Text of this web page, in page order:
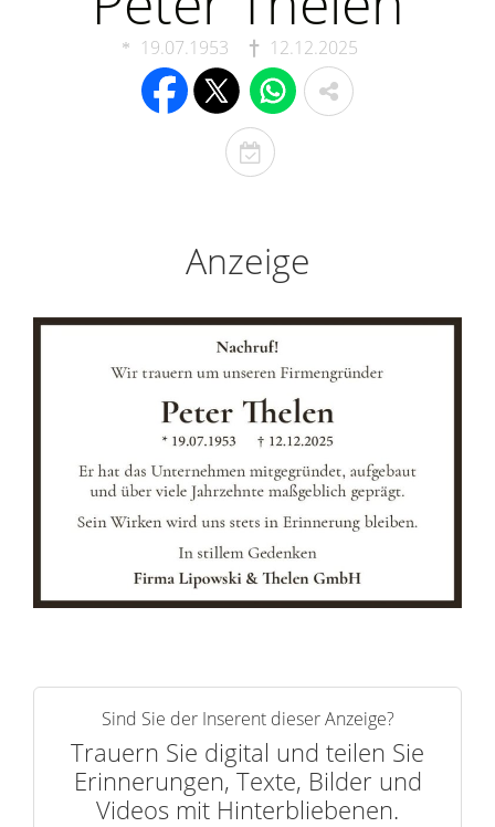
19.07.1953 12.12.2025
T
o
s
t
g
e
r
n
e
r
n
Anzeige
Sind Sie der Inserent dieser Anzeige?
Trauern Sie digital und teilen Sie
Erinnerungen, Texte, Bilder und
Videos mit Hinterbliebenen.